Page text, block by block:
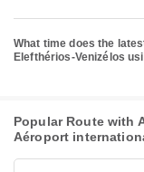
What time does the
Elefthérios-Venizélos
Popular Route with
Aéroport